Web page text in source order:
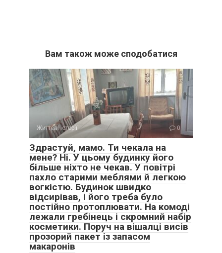
Вам також може сподобатися
Життєві історії 0
Здрастуй, мамо. Ти чекала на
мене? Ні. У цьому будинку його
більше ніхто не чекав. У повітрі
пахло старими меблями й легкою
вогкістю. Будинок швидко
відсирівав, і його треба було
постійно протоплювати. На комоді
лежали гребінець і скромний набір
косметики. Поруч на вішалці висів
прозорий пакет із запасом
макаронів